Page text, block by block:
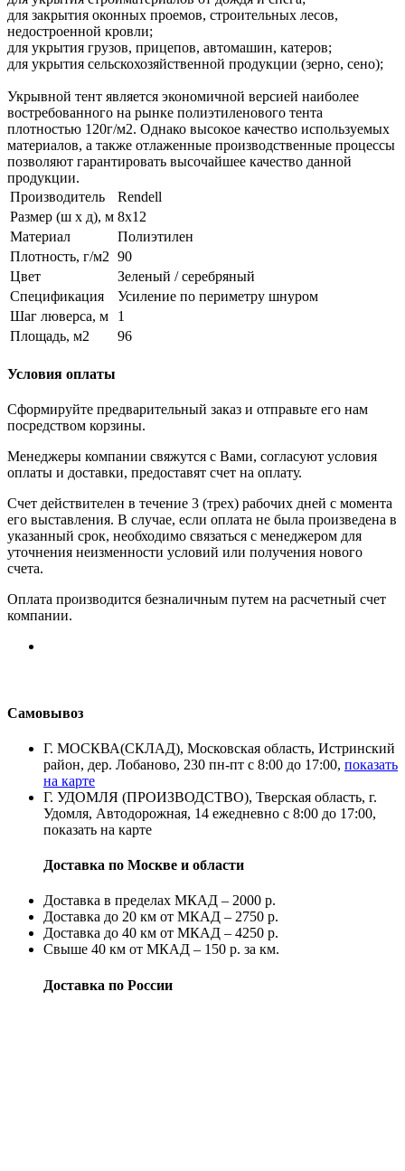
для закрытия оконных проемов, строительных лесов,
недостроенной кровли;
для укрытия грузов, прицепов, автомашин, катеров;
для укрытия сельскохозяйственной продукции (зерно, сено);
Укрывной тент является экономичной версией наиболее
востребованного на рынке полиэтиленового тента
плотностью 120г/м2. Однако высокое качество используемых
материалов, а также отлаженные производственные процессы
позволяют гарантировать высочайшее качество данной
продукции.
Производитель
Rendell
Размер (ш х д), м 8х12
Материал
Полиэтилен
Плотность, г/м2 90
Цвет
Зеленый / серебряный
Спецификация
Усиление по периметру шнуром
Шаг люверса, м
1
Площадь, м2
96
Условия оплаты
Сформируйте предварительный заказ и отправьте его нам
посредством корзины.
Менеджеры компании свяжутся с Вами, согласуют условия
оплаты и доставки, предоставят счет на оплату.
Счет действителен в течение 3 (трех) рабочих дней с момента
его выставления. В случае, если оплата не была произведена в
указанный срок, необходимо связаться с менеджером для
уточнения неизменности условий или получения нового
счета.
Оплата производится безналичным путем на расчетный счет
компании.
Самовывоз
Г. МОСКВА(СКЛАД), Московская область, Истринский
район, дер. Лобаново, 230 пн-пт с 8:00 до 17:00, показать
на карте
Г. УДОМЛЯ (ПРОИЗВОДСТВО), Тверская область, г.
Удомля, Автодорожная, 14 ежедневно с 8:00 до 17:00,
показать на карте
Доставка по Москве и области
Доставка в пределах МКАД – 2000 р.
Доставка до 20 км от МКАД – 2750 р.
Доставка до 40 км от МКАД – 4250 р.
Свыше 40 км от МКАД – 150 р. за км.
Доставка по России